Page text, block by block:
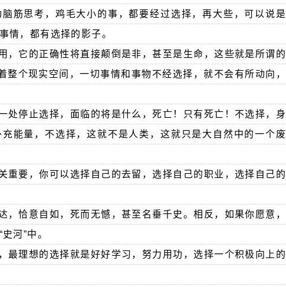
筋思考，鸡毛大小的事，都要经过选择，再大些，可以说是
情，都有选择的影子。
，它的正确性将直接颠倒是非，甚至是生命，这些就是所谓的
整个现实空间，一切事情和事物不经选择，就不会有所动向，
处停止选择，面临的将是什么，死亡！只有死亡！不选择，身
能量，不选择，这就不是人类，这就只是大自然中的一个废
重要，你可以选择自己的去留，选择自己的职业，选择自己的
，恰意自如，死而无憾，甚至名垂千史。相反，如果你愿意，
河”中。
最理想的选择就是好好学习，努力用功，选择一个积极向上的